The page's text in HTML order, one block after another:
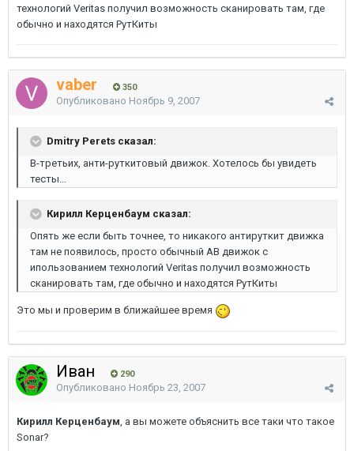
технологий Veritas получил возможность сканировать там, где
обычно и находятся РутКиты
vaber 350
Опубликовано Ноябрь 9, 2007
Dmitry Perets сказал:
В-третьих, анти-руткитовый движок. Хотелось бы увидеть
тесты...
Кирилл Керценбаум сказал:
Опять же если быть точнее, то никакого антируткит движка
там не появилось, просто обычный АВ движок с
ипользованием технологий Veritas получил возможность
сканировать там, где обычно и находятся РутКиты
Это мы и проверим в ближайшее время
Иван 290
Опубликовано Ноябрь 23, 2007
Кирилл Керценбаум, а вы можете объяснить все таки что такое
Sonar?